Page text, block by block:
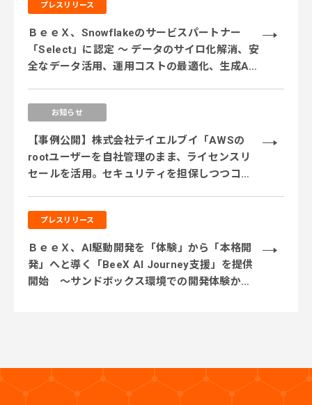
プレスリリース
ＢｅｅＸ、Snowflakeのサービスパートナー
「Select」に認定 ～ データのサイロ化解消、安
全なデータ活用、運用コストの最適化、生成AI
お知らせ
【事例公開】株式会社テイエルブイ「AWSの
rootユーザーを自社管理のまま、ライセンスリ
セールを活用。セキュリティを担保しつつコス
プレスリリース
ＢｅｅＸ、AI駆動開発を「体験」から「本格開
発」へと導く「BeeX AI Journey支援」を提供
開始 ～サンドボックス環境での開発体験から